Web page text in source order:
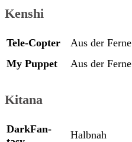
Kenshi
Tele-Copter Aus der Ferne
My Puppet
Aus der Ferne
Kitana
DarkFan-
Halbnah